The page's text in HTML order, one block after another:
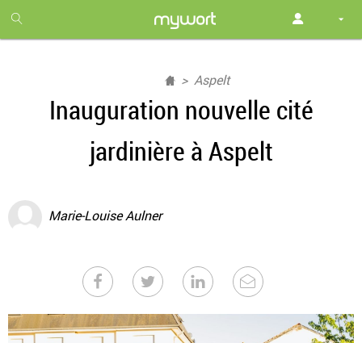
month
free
Aspelt
Inauguration nouvelle cité
jardinière à Aspelt
Marie-Louise Aulner